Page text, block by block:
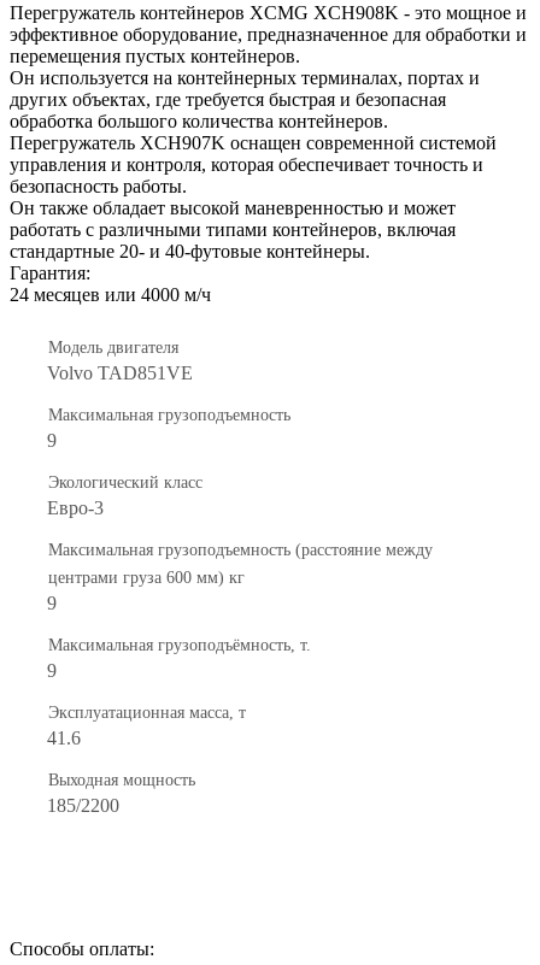
Перегружатель контейнеров XCMG XCH908K - это мощное и
эффективное оборудование, предназначенное для обработки и
перемещения пустых контейнеров.
Он используется на контейнерных терминалах, портах и
других объектах, где требуется быстрая и безопасная
обработка большого количества контейнеров.
Перегружатель XCH907K оснащен современной системой
управления и контроля, которая обеспечивает точность и
безопасность работы.
Он также обладает высокой маневренностью и может
работать с различными типами контейнеров, включая
стандартные 20- и 40-футовые контейнеры.
Гарантия:
24 месяцев или 4000 м/ч
Модель двигателя
Volvo TAD851VE
Максимальная грузоподъемность
9
Экологический класс
Евро-3
Максимальная грузоподъемность (расстояние между
центрами груза 600 мм) кг
9
Максимальная грузоподъёмность, т.
9
Эксплуатационная масса, т
41.6
Выходная мощность
185/2200
Способы оплаты: